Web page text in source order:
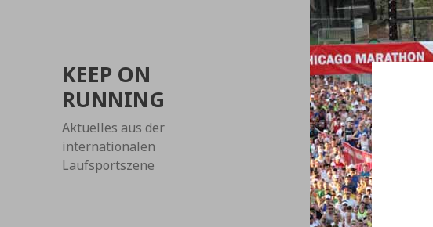
KEEP ON
RUNNING
Aktuelles aus der
internationalen
Laufsportszene